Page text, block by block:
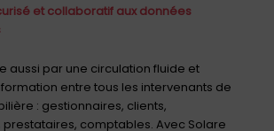
et collaboratif aux données
aussi par une circulation fluide et
entre tous les intervenants de
: gestionnaires, clients,
comptables. Avec Solare